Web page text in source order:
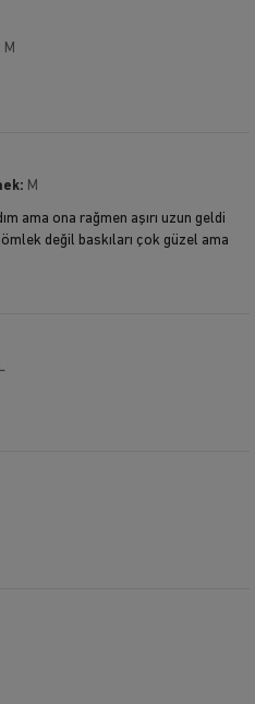
M
M
ama ona rağmen aşırı uzun geldi
değil baskıları çok güzel ama